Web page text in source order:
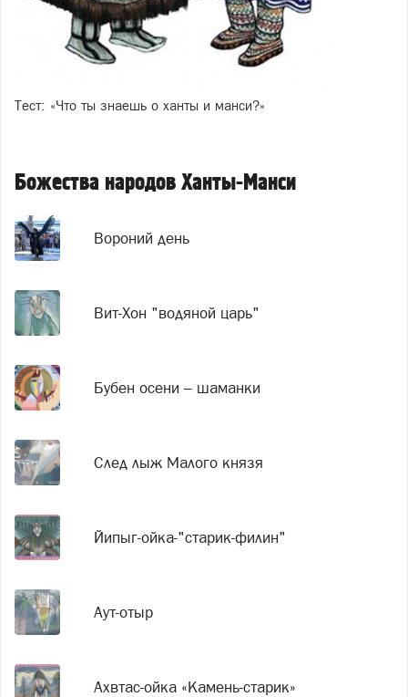
Тест: «Что ты знаешь о ханты и манси?»
Божества народов Ханты-Манси
Вороний день
Вит-Хон "водяной царь"
Бубен осени – шаманки
След лыж Малого князя
Йипыг-ойка-"старик-филин"
Аут-отыр
Ахвтас-ойка «Камень-старик»